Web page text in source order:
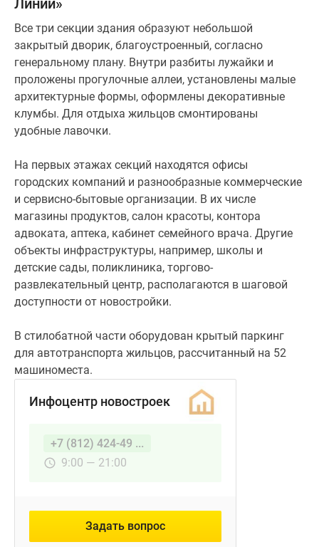
Линии»
Все три секции здания образуют небольшой
закрытый дворик, благоустроенный, согласно
генеральному плану. Внутри разбиты лужайки и
проложены прогулочные аллеи, установлены малые
архитектурные формы, оформлены декоративные
клумбы. Для отдыха жильцов смонтированы
удобные лавочки.
На первых этажах секций находятся офисы
городских компаний и разнообразные коммерческие
и сервисно-бытовые организации. В их числе
магазины продуктов, салон красоты, контора
адвоката, аптека, кабинет семейного врача. Другие
объекты инфраструктуры, например, школы и
детские сады, поликлиника, торгово-
развлекательный центр, располагаются в шаговой
доступности от новостройки.
В стилобатной части оборудован крытый паркинг
для автотранспорта жильцов, рассчитанный на 52
машиноместа.
Инфоцентр новостроек
+7 (812) 424-49 ...
9:00 — 21:00
Задать вопрос